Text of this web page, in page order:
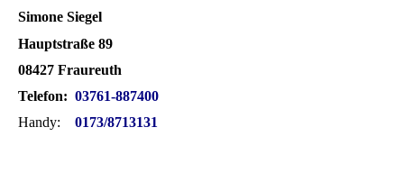
Simone Siegel
Hauptstraße 89
08427 Fraureuth
Telefon: 03761-887400
Handy:
0173/8713131